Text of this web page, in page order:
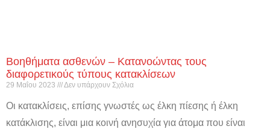
Βοηθήματα ασθενών – Κατανοώντας τους
διαφορετικούς τύπους κατακλίσεων
29 Μαΐου 2023 Δεν υπάρχουν Σχόλια
Οι κατακλίσεις, επίσης γνωστές ως έλκη πίεσης ή έλκη
κατάκλισης, είναι μια κοινή ανησυχία για άτομα που είναι